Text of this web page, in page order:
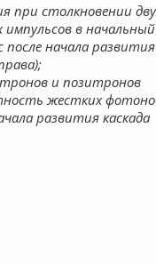
при столкновении
импульсов в начальный
после начала развития
и позитронов
жестких
развития каскада